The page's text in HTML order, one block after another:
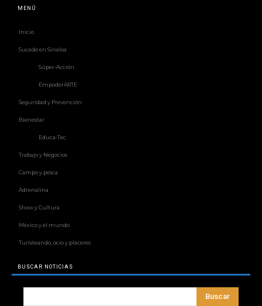
MENÚ
Inicio
Sucede en Sinaloa
Súper-Acción
EmpoderARTE
Seguridad y Prevención
Bienestar
Educa-Tec
Trabajo y Negocios
Campo y pesca
Adrenalina
Show y Cultura
México y el mundo
Turisteando, ocio y placeres
BUSCAR NOTICIAS
Buscar